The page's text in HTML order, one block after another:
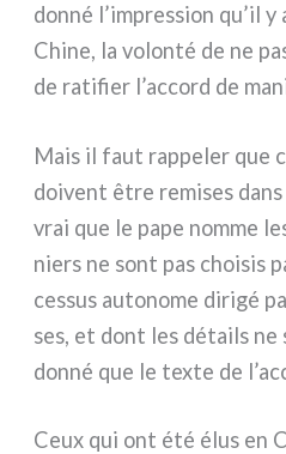
don­né l’impression qu’il
Chine, la volon­té de ne
de rati­fier l’accord de
Mais il faut rap­pe­ler que
doi­vent être remi­ses
vrai que le pape nom­me
niers ne sont pas choi­sis
ces­sus auto­no­me diri­gé
ses, et dont les détails ne
don­né que le tex­te de
Ceux qui ont été élus en